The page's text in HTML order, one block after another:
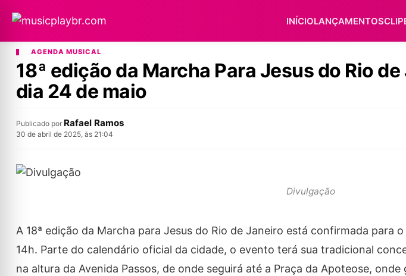
INÍCIOLANÇAMENTOS
AGENDA MUSICAL
18ª edição da Marcha Para Jesus do Rio
dia 24 de maio
Publicado por Rafael Ramos
30 de abril de 2025, às 21:04
Divulgação
A 18ª edição da Marcha para Jesus do Rio de Janeiro está confirmada para
14h. Parte do calendário oficial da cidade, o evento terá sua tradicional
na altura da Avenida Passos, de onde seguirá até a Praça da Apoteose,